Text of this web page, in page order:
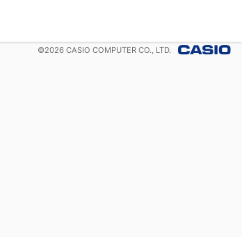
©2026 CASIO COMPUTER CO., LTD.